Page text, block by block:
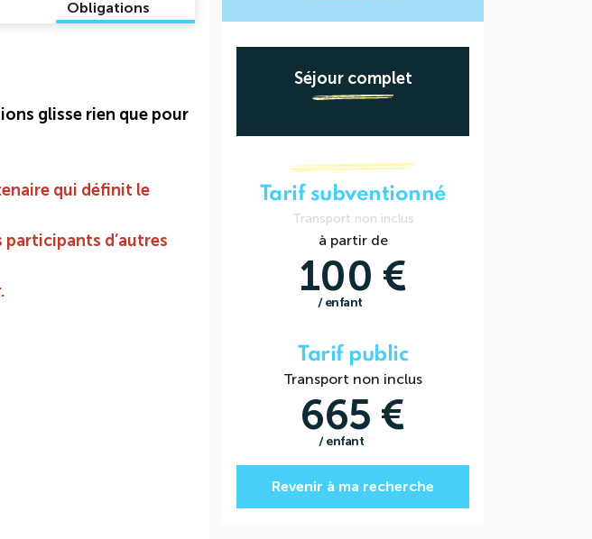
Obligations
glisse rien que pour
qui définit le
participants d’autres
Séjour complet
Tarif subventionné
Transport non inclus
à partir de
100 €
/ enfant
Tarif public
Transport non inclus
665 €
/ enfant
Revenir à ma recherche